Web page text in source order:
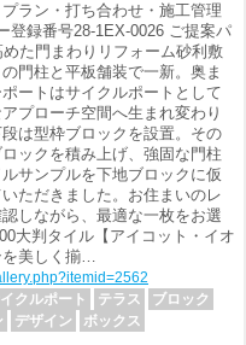
ラン・打ち合わせ・施工管理
登録番号28-1EX-0026 ご提案パ
た門まわりリフォーム砂利敷
門柱と平板舗装で一新。奥ま
ートはサイクルポートとして
プローチ空間へ生まれ変わり
は型枠ブロックを設置。その
ックを積み上げ、強固な門柱
サンプルを下地ブロックに仮
ただきました。お住まいのレ
しながら、最適な一枚をお選
大判タイル【アイコット・イオ
を美しく揃…
クルポート テラス
ブロック
デザイン
ボックス